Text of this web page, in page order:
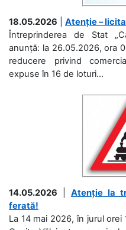
18.05.2026
Atenție –
Întreprinderea de Stat
anunță: la 26.05.2026, ora
reducere privind
expuse în 16 de loturi...
14.05.2026
Atenție la
ferată!
La 14 mai 2026, în jurul